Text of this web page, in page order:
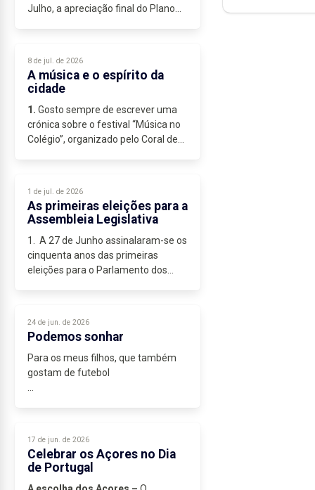
Julho, a apreciação final do Plano
Divino Espírito Santo...
8 de jul. de 2026
A música e o espírito da
cidade
1. Gosto sempre de escrever uma
crónica sobre o festival “Música no
Colégio”, organizado pelo Coral de
1 de jul. de 2026
As primeiras eleições para a
Assembleia Legislativa
1. A 27 de Junho assinalaram-se os
cinquenta anos das primeiras
eleições para o Parlamento dos
acto eleitoral...
24 de jun. de 2026
Podemos sonhar
Para os meus filhos, que também
gostam de futebol
Mundial de Futebol de 2026,
prisioneiro da incerteza...
17 de jun. de 2026
Celebrar os Açores no Dia
de Portugal